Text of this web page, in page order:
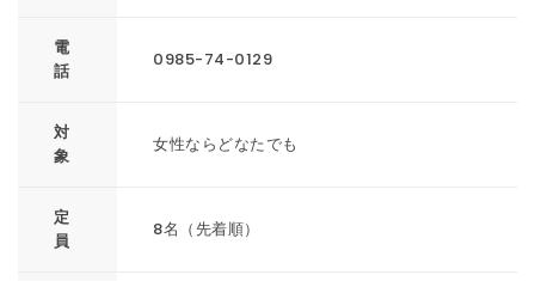
電
話
0985-74-0129
対
象
女性ならどなたでも
定
員
8名（先着順）